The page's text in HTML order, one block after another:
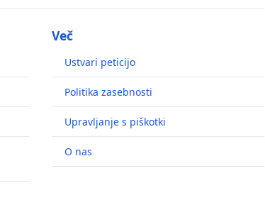
Več
Ustvari peticijo
Politika zasebnosti
Upravljanje s piškotki
O nas